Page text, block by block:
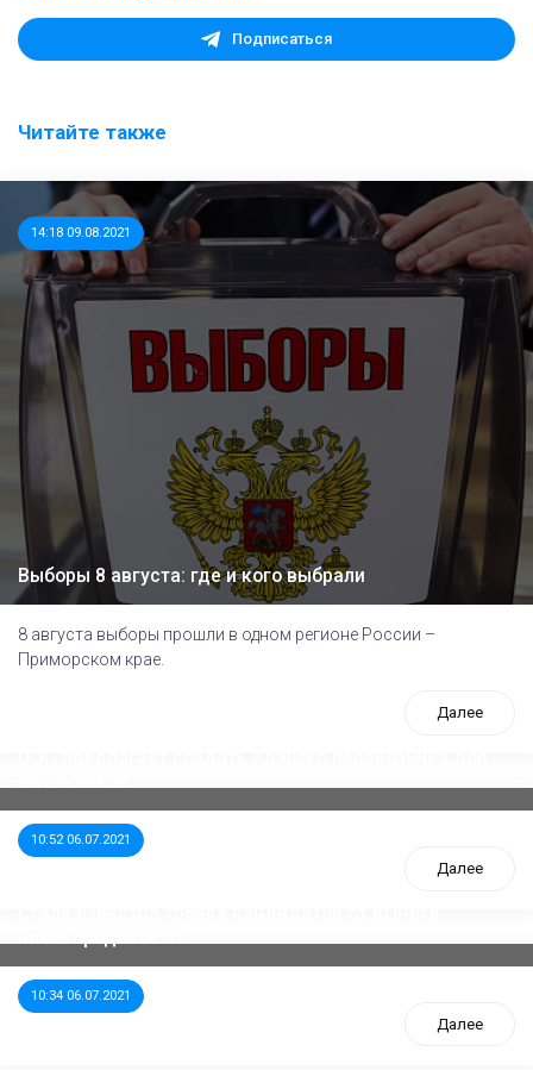
Подписаться
Читайте также
14:18 09.08.2021
Выборы 8 августа: где и кого выбрали
8 августа выборы прошли в одном регионе России –
Приморском крае.
Далее
10:52 06.07.2021
Далее
10:34 06.07.2021
Далее